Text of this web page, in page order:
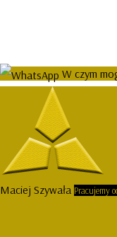
W czym
Maciej Szywała Pracujemy